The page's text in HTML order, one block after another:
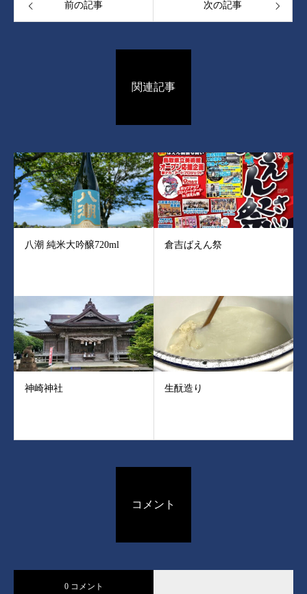
前の記事 次の記事
関連記事
八潮 純米大吟醸720ml 倉吉ばえん祭
神崎神社 生酛造り
コメント
0 コメント